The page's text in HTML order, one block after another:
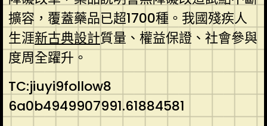
擴容，覆蓋藥品已超1700種。我國殘疾人
生涯新古典設計質量、權益保證、社會參與
度周全躍升。
TC:jiuyi9follow8
6a0b4949907991.61884581